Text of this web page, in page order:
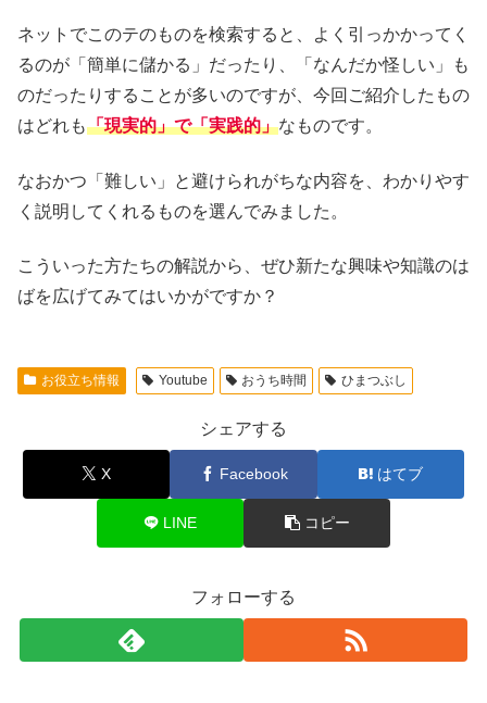
ネットでこのテのものを検索すると、よく引っかかってく
るのが「簡単に儲かる」だったり、「なんだか怪しい」も
のだったりすることが多いのですが、今回ご紹介したもの
はどれも「現実的」で「実践的」なものです。
なおかつ「難しい」と避けられがちな内容を、わかりやす
く説明してくれるものを選んでみました。
こういった方たちの解説から、ぜひ新たな興味や知識のは
ばを広げてみてはいかがですか？
お役立ち情報 Youtube おうち時間 ひまつぶし
シェアする
X Facebook はてブ
LINE コピー
フォローする